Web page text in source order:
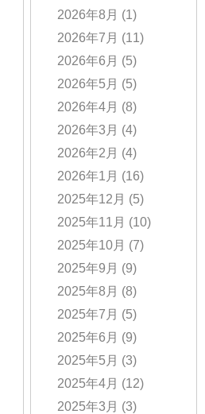
2026年8月 (1)
2026年7月 (11)
2026年6月 (5)
2026年5月 (5)
2026年4月 (8)
2026年3月 (4)
2026年2月 (4)
2026年1月 (16)
2025年12月 (5)
2025年11月 (10)
2025年10月 (7)
2025年9月 (9)
2025年8月 (8)
2025年7月 (5)
2025年6月 (9)
2025年5月 (3)
2025年4月 (12)
2025年3月 (3)